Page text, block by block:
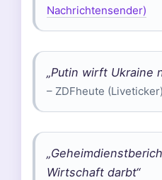
Nachrichtensender)
„Putin wirft Ukraine
– ZDFheute (Liveticker)
Wirtschaft darbt“